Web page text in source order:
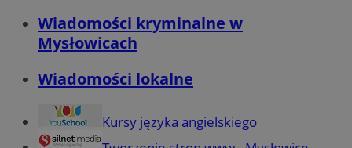
Wiadomości kryminalne w
Mysłowicach
Wiadomości lokalne
Kursy języka angielskiego